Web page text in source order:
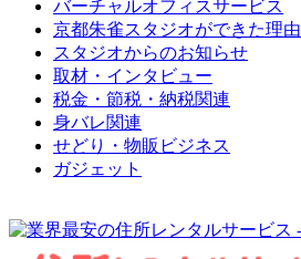
バーチャルオフィスサービス
京都朱雀スタジオができた理由
スタジオからのお知らせ
取材・インタビュー
税金・節税・納税関連
身バレ関連
せどり・物販ビジネス
ガジェット